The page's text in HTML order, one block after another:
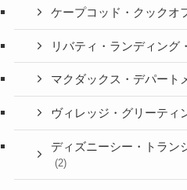
ケープコッド・クックオ
リバティ・ランディング
マクダックス・デパート
ヴィレッジ・グリーティ
ディズニーシー・トラン
(2)